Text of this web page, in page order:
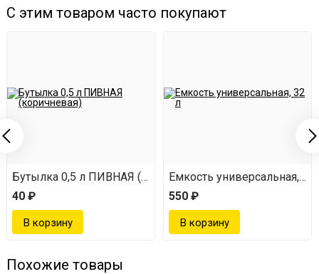
С этим товаром часто покупают
Бутылка 0,5 л ПИВНАЯ (коричневая)
40 ₽
Емкость универсальная, 32
550 ₽
Похожие товары